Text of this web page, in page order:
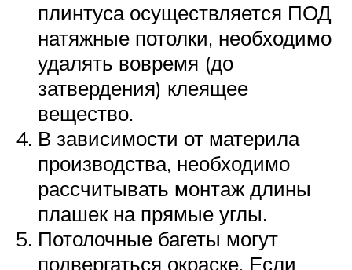
плинтуса осуществляется ПОД
натяжные потолки, необходимо
удалять вовремя (до
затвердения) клеящее
вещество.
В зависимости от материла
производства, необходимо
рассчитывать монтаж длины
плашек на прямые углы.
Потолочные багеты могут
подвергаться окраске. Если